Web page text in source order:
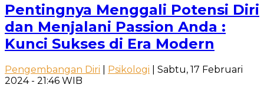
Pentingnya Menggali Potensi Diri
dan Menjalani Passion Anda :
Kunci Sukses di Era Modern
Pengembangan Diri Psikologi | Sabtu, 17 Februari
2024 - 21:46 WIB